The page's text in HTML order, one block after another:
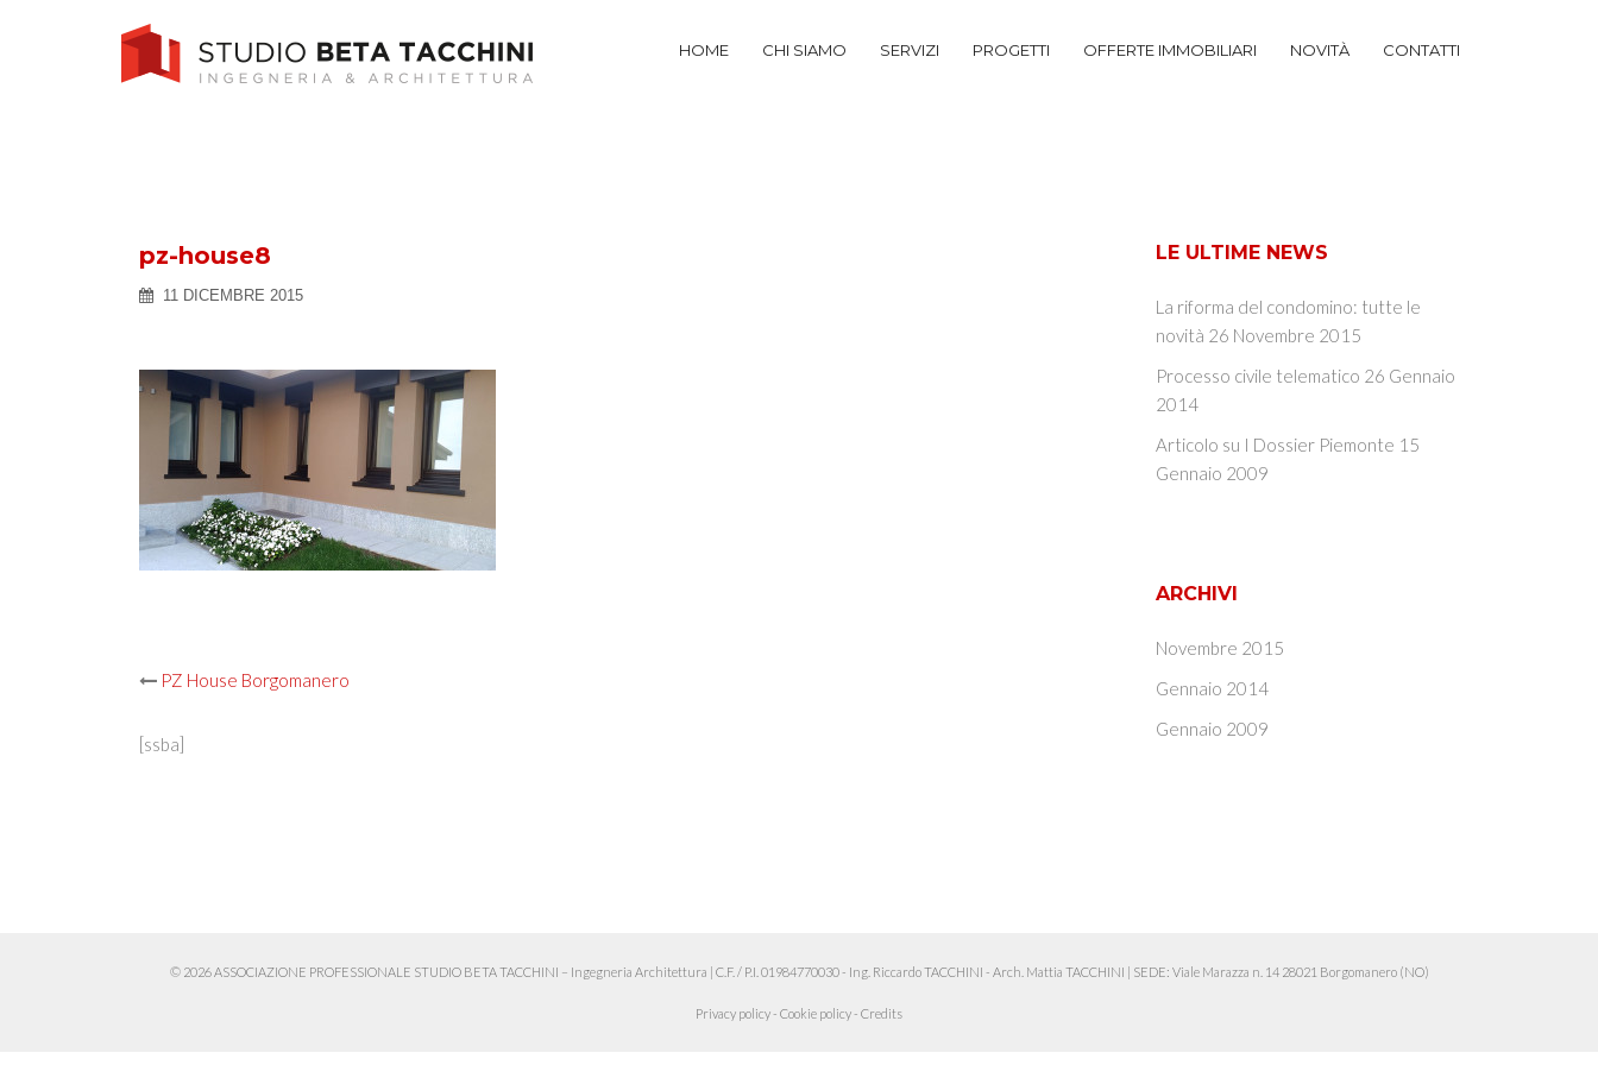
HOME CHI SIAMO SERVIZI PROGETTI OFFERTE IMMOBILIARI NOVITÀ CONTATTI
pz-house8
11 DICEMBRE 2015
Post
navigation
PZ House Borgomanero
[ssba]
LE ULTIME NEWS
La riforma del condomino: tutte le
novità 26 Novembre 2015
Processo civile telematico 26 Gennaio
2014
Articolo su I Dossier Piemonte 15
Gennaio 2009
ARCHIVI
Novembre 2015
Gennaio 2014
Gennaio 2009
© 2026 ASSOCIAZIONE PROFESSIONALE STUDIO BETA TACCHINI – Ingegneria Architettura | C.F. / P.I. 01984770030 - Ing. Riccardo TACCHINI - Arch. Mattia TACCHINI | SEDE: Viale Marazza n. 14 28021 Borgomanero (NO)
Privacy policy- Cookie policy- Credits